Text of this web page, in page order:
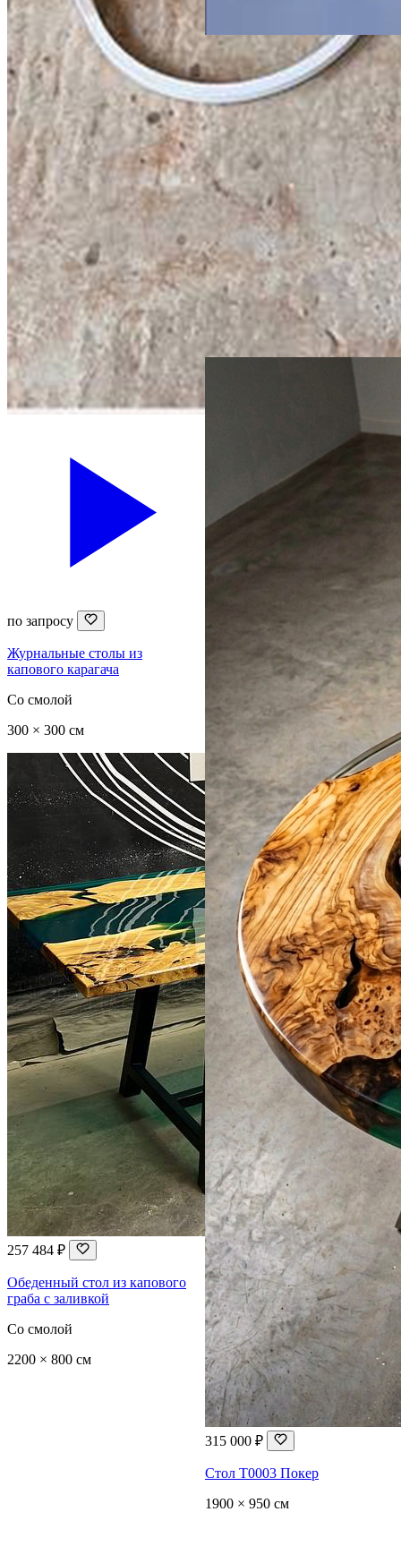
по запросу
Журнальные столы из
капового карагача
Со смолой
300 × 300 см
257 484 ₽
Обеденный стол из капового
граба с заливкой
Со смолой
2200 × 800 см
по запросу
Большой стол из карагача
Со смолой
4000 × 1200 см
315 000 ₽
Стол T0003 Покер
1900 × 950 см